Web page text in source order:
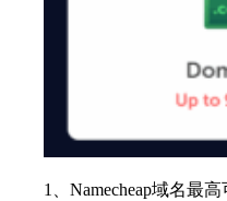
1、Namecheap域名最